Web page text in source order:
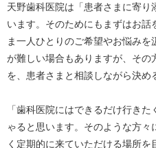
天野歯科医院は「患者さまに寄
います。そのためにもまずはお話
ま一人ひとりのご希望やお悩み
が難しい場合もありますが、そ
を、患者さまと相談しながら決め
「歯科医院にはできるだけ行き
ゃると思います。そのような方
く定期的に来ていただける場所を